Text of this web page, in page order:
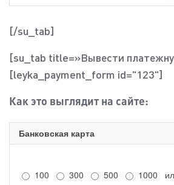
[/su_tab]
[su_tab title=»Вывести
[leyka_payment_form id="123"]
Как это выглядит на сайте:
Банковская карта
Размер пожертвования
100 300 500 1000